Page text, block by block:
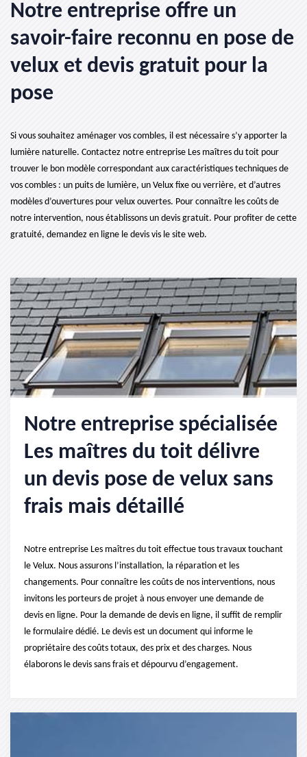
Notre entreprise offre un
savoir-faire reconnu en pose de
velux et devis gratuit pour la
pose
Si vous souhaitez aménager vos combles, il est nécessaire s’y apporter la
lumière naturelle. Contactez notre entreprise Les maîtres du toit pour
trouver le bon modèle correspondant aux caractéristiques techniques de
vos combles : un puits de lumière, un Velux fixe ou verrière, et d’autres
modèles d’ouvertures pour velux ouvertes. Pour connaître les coûts de
notre intervention, nous établissons un devis gratuit. Pour profiter de cette
gratuité, demandez en ligne le devis vis le site web.
Notre entreprise spécialisée
Les maîtres du toit délivre
un devis pose de velux sans
frais mais détaillé
Notre entreprise Les maîtres du toit effectue tous travaux touchant
le Velux. Nous assurons l’installation, la réparation et les
changements. Pour connaître les coûts de nos interventions, nous
invitons les porteurs de projet à nous envoyer une demande de
devis en ligne. Pour la demande de devis en ligne, il suffit de remplir
le formulaire dédié. Le devis est un document qui informe le
propriétaire des coûts totaux, des prix et des charges. Nous
élaborons le devis sans frais et dépourvu d’engagement.